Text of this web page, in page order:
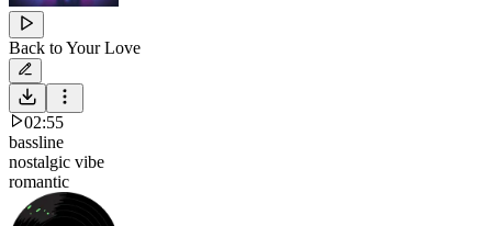
Back to Your Love
02:55
bassline
nostalgic vibe
romantic